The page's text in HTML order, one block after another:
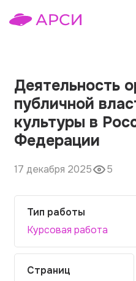
Темы работ
О сервисе
О компании
Порядок оплаты
Отзывы
Контакты
Деятельность
публичной
культуры в
Федерации
17 декабря 2025 5
Тип работы
Курсовая работа
Страниц